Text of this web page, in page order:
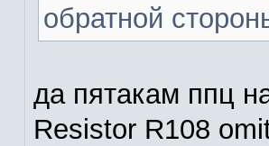
обратной
да пятакам ппц
Resistor R108